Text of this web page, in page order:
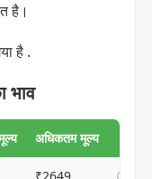
है।
है .
भाव
अधिकतम मूल्य